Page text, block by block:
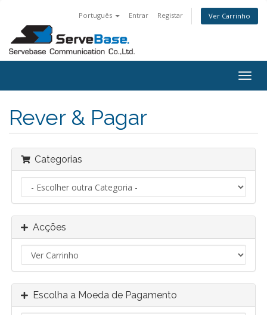
Português Entrar Registar Ver Carrinho
Rever & Pagar
Categorias
Acções
Escolha a Moeda de Pagamento